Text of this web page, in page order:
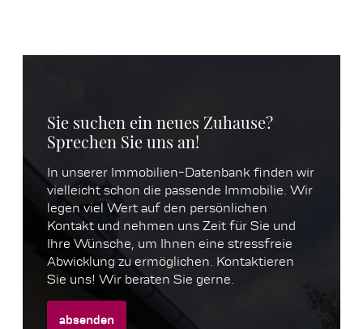
Sie suchen ein neues Zuhause?
Sprechen Sie uns an!
In unserer Immobilien-Datenbank finden wir
vielleicht schon die passende Immobilie. Wir
legen viel Wert auf den persönlichen
Kontakt und nehmen uns Zeit für Sie und
Ihre Wünsche, um Ihnen eine stressfreie
Abwicklung zu ermöglichen. Kontaktieren
Sie uns! Wir beraten Sie gerne.
absenden